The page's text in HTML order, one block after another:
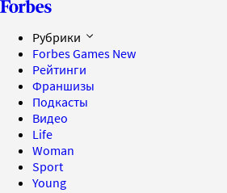
Рубрики
Forbes Games New
Рейтинги
Франшизы
Подкасты
Видео
Life
Woman
Sport
Young